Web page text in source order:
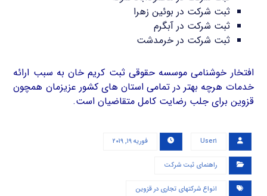
ثبت شرکت در بوئین زهرا
ثبت شرکت در آبگرم
ثبت شرکت در خرمدشت
افتخار خوشنامی موسسه حقوقی ثبت کریم خان به سبب ارائه
خدمات هرچه بهتر در تمامی استان های کشور عزیزمان همچون
قزوین برای جلب رضایت کامل متقاضیان است.
User۱ فوریه ۱۹, ۲۰۱۹
راهنمای ثبت شرکت
انواع شرکتهای تجاری در قزوین